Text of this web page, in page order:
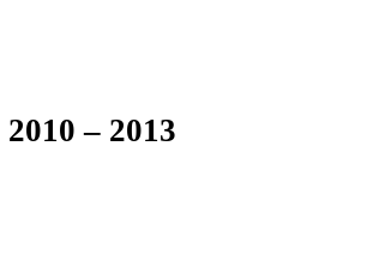
2010 – 2013